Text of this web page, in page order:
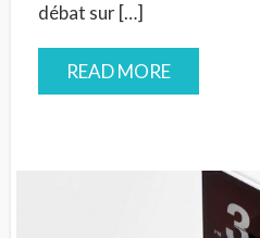
débat sur […]
READ MORE